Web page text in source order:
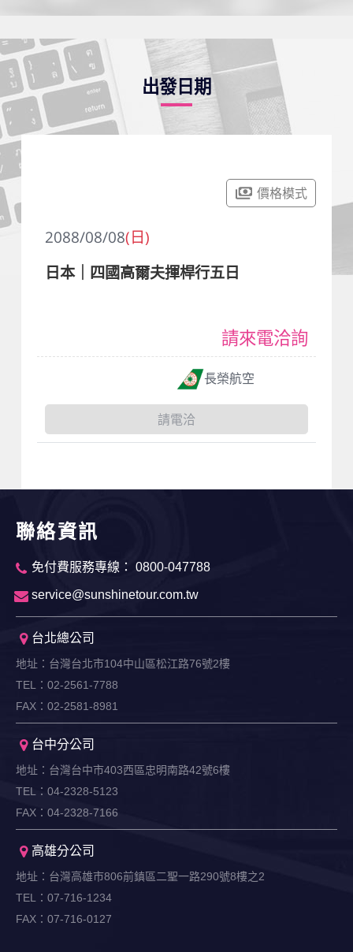
出發日期
價格模式
2088/08/08(日)
日本｜四國高爾夫揮桿行五日
長榮航空
請來電洽詢
請電洽
聯絡資訊
免付費服務專線： 0800-047788
service@sunshinetour.com.tw
台北總公司
地址：台灣台北市104中山區松江路76號2樓
TEL：02-2561-7788
FAX：02-2581-8981
台中分公司
地址：台灣台中市403西區忠明南路42號6樓
TEL：04-2328-5123
FAX：04-2328-7166
高雄分公司
地址：台灣高雄市806前鎮區二聖一路290號8樓之2
TEL：07-716-1234
FAX：07-716-0127